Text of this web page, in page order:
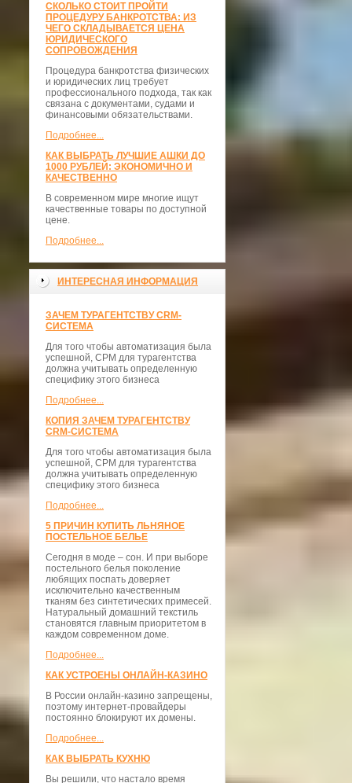
СКОЛЬКО СТОИТ ПРОЙТИ
ПРОЦЕДУРУ БАНКРОТСТВА: ИЗ
ЧЕГО СКЛАДЫВАЕТСЯ ЦЕНА
ЮРИДИЧЕСКОГО
СОПРОВОЖДЕНИЯ
Процедура банкротства физических
и юридических лиц требует
профессионального подхода, так как
связана с документами, судами и
финансовыми обязательствами.
Подробнее...
КАК ВЫБРАТЬ ЛУЧШИЕ АШКИ ДО
1000 РУБЛЕЙ: ЭКОНОМИЧНО И
КАЧЕСТВЕННО
В современном мире многие ищут
качественные товары по доступной
цене.
Подробнее...
ИНТЕРЕСНАЯ ИНФОРМАЦИЯ
ЗАЧЕМ ТУРАГЕНТСТВУ CRM-
СИСТЕМА
Для того чтобы автоматизация была
успешной, СРМ для турагентства
должна учитывать определенную
специфику этого бизнеса
Подробнее...
КОПИЯ ЗАЧЕМ ТУРАГЕНТСТВУ
CRM-СИСТЕМА
Для того чтобы автоматизация была
успешной, СРМ для турагентства
должна учитывать определенную
специфику этого бизнеса
Подробнее...
5 ПРИЧИН КУПИТЬ ЛЬНЯНОЕ
ПОСТЕЛЬНОЕ БЕЛЬЕ
Сегодня в моде – сон. И при выборе
постельного белья поколение
любящих поспать доверяет
исключительно качественным
тканям без синтетических примесей.
Натуральный домашний текстиль
становятся главным приоритетом в
каждом современном доме.
Подробнее...
КАК УСТРОЕНЫ ОНЛАЙН-КАЗИНО
В России онлайн-казино запрещены,
поэтому интернет-провайдеры
постоянно блокируют их домены.
Подробнее...
КАК ВЫБРАТЬ КУХНЮ
Вы решили, что настало время